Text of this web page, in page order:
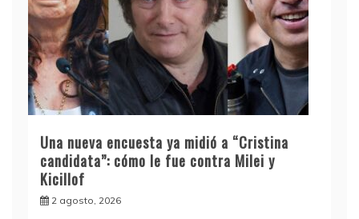
Una nueva encuesta ya midió a “Cristina
candidata”: cómo le fue contra Milei y
Kicillof
2 agosto, 2026